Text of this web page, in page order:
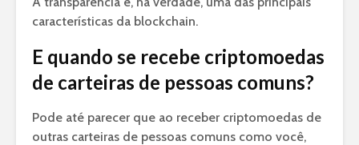
características da blockchain.
E quando se recebe criptomoedas
de carteiras de pessoas comuns?
Pode até parecer que ao receber criptomoedas de
outras carteiras de pessoas comuns como você,